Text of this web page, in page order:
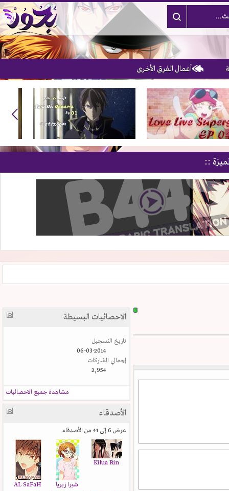
أعمال الفرق الأخرى
::
الاحصائيات البسيطة
تاريخ التسجيل
06-03-2014
إجمالي المشاركات
2,954
مشاهدة جميع الاحصائيات
الأصدقاء
عرض 6 إلى 44 من الأصدقاء
Kilua Rin
شيرا زيريا AL SaFaH